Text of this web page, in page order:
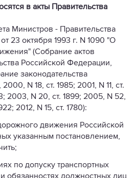
в акты Правительства
Министров - Правительства
23 октября 1993 г. N 1090 "О
(Собрание актов
Российской Федерации,
законодательства
N 18, ст. 1985; 2001, N 11, ст.
2003, N 20, ст. 1899; 2005, N 52,
2012, N 15, ст. 1780):
движения Российской
указанным постановлением,
по допуску транспортных